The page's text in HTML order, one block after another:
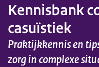
Kennisbank
casuïstiek
Praktijkkennis en
zorg in complexe